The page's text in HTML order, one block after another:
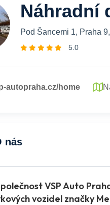
Náhradní
Pod Šancemi 1, Praha
5.0
autopraha.cz/home
nás
VSP Auto
vozidel značky